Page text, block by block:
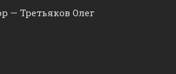
— Третьяков Олег